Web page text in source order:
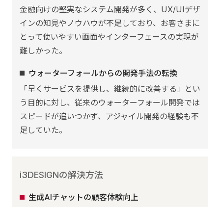
金融向けの堅実なシステム開発が多く、UX/UIデザ
インの知見やノウハウが不足しており、お客さまに
とって使いやすい画面やインターフェースの実現が
難しかった。
ウォーターフォールからの開発手法の転換
「早くサービスを提供し、継続的に改善する」とい
う目的に対し、従来のウォーターフォール開発では
スピードが追いつかず、アジャイル開発の経験も不
足していた。
i3DESIGNの解決方法
生成AIチャットの顧客体験向上